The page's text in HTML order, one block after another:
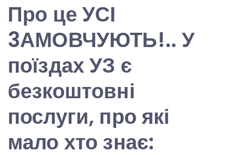
Про це УСІ
3АМОВЧУЮТЬ!.. У
поїздах УЗ є
безкоштовні
послуги, про які
мало хто знає: